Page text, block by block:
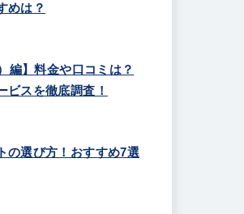
めは？
編】料金や口コミは？
ビスを徹底調査！
の選び方！おすすめ7選